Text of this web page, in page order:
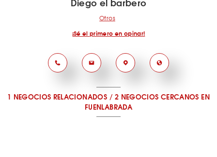
Otros
¡Sé el primero en opinar!
1 NEGOCIOS RELACIONADOS/2 NEGOCIOS CERCANOS EN
FUENLABRADA